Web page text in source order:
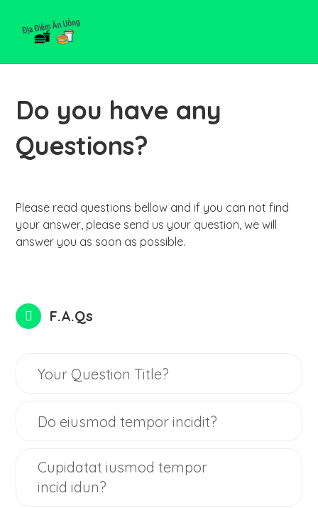
Do you have any
Questions?
Please read questions bellow and if you can not find
your answer, please send us your question, we will
answer you as soon as possible.
F.A.Qs
Your Question Title?
Do eiusmod tempor incidit?
Cupidatat iusmod tempor
incid idun?